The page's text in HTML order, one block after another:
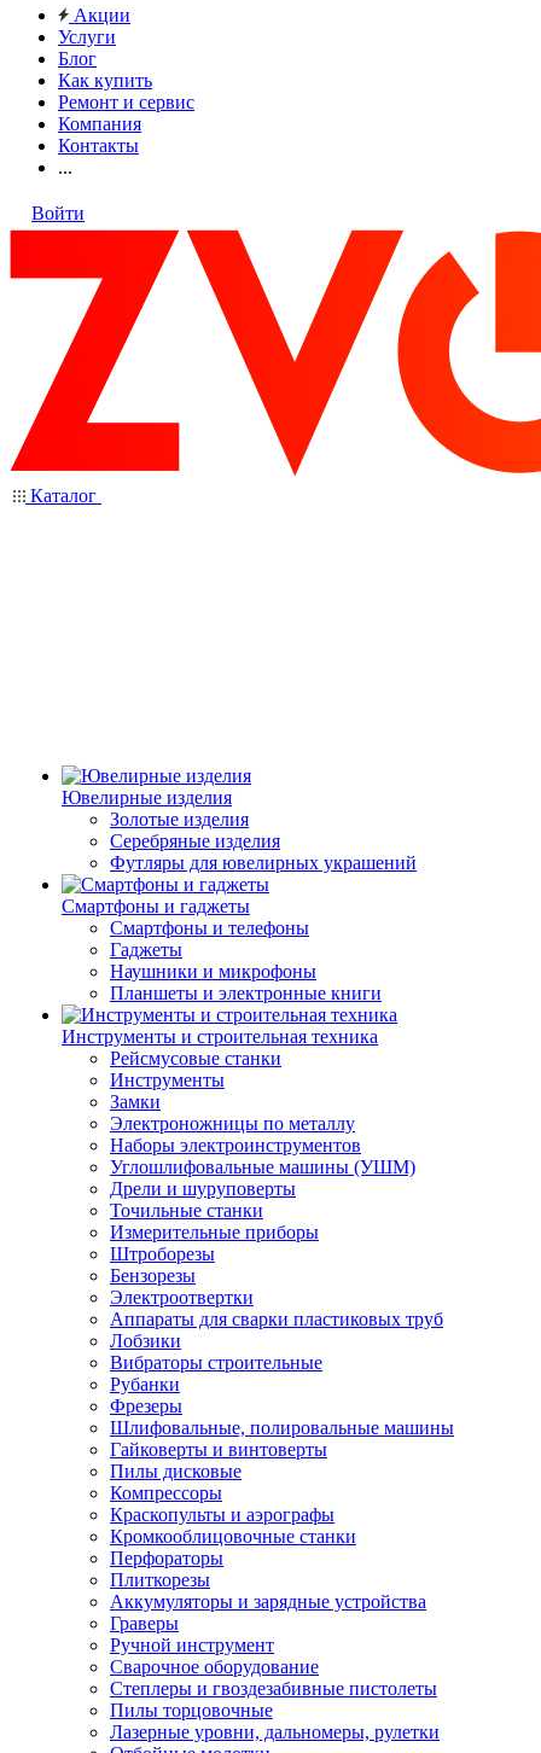
Акции
Услуги
Блог
Как купить
Ремонт и сервис
Компания
Контакты
...
Войти
Каталог
Ювелирные изделия
Золотые изделия
Серебряные изделия
Футляры для ювелирных украшений
Смартфоны и гаджеты
Смартфоны и телефоны
Гаджеты
Наушники и микрофоны
Планшеты и электронные книги
Инструменты и строительная техника
Рейсмусовые станки
Инструменты
Замки
Электроножницы по металлу
Наборы электроинструментов
Углошлифовальные машины (УШМ)
Дрели и шуруповерты
Точильные станки
Измерительные приборы
Штроборезы
Бензорезы
Электроотвертки
Аппараты для сварки пластиковых труб
Лобзики
Вибраторы строительные
Рубанки
Фрезеры
Шлифовальные, полировальные машины
Гайковерты и винтоверты
Пилы дисковые
Компрессоры
Краскопульты и аэрографы
Кромкооблицовочные станки
Перфораторы
Плиткорезы
Аккумуляторы и зарядные устройства
Граверы
Ручной инструмент
Сварочное оборудование
Степлеры и гвоздезабивные пистолеты
Пилы торцовочные
Лазерные уровни, дальномеры, рулетки